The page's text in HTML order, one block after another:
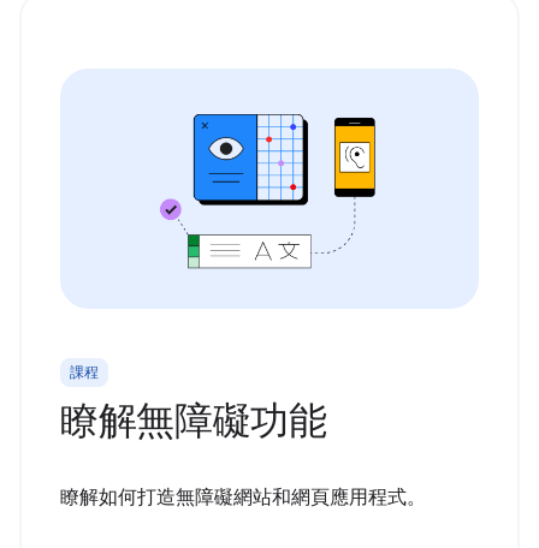
課程
瞭解無障礙功能
瞭解如何打造無障礙網站和網頁應用程式。